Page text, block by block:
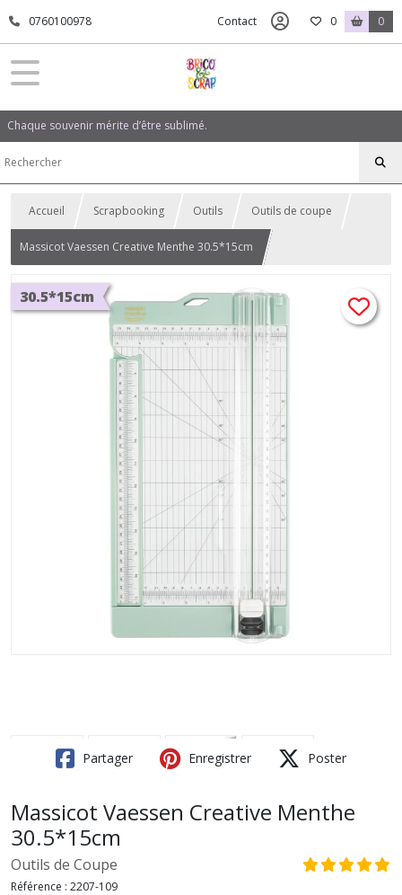
0760100978 Contact 0 0
Chaque souvenir mérite d’être sublimé.
Accueil Scrapbooking Outils Outils de coupe
Massicot Vaessen Creative Menthe 30.5*15cm
30.5*15cm
Partager Enregistrer Poster
Massicot Vaessen Creative Menthe
30.5*15cm
Outils de Coupe
Référence : 2207-109